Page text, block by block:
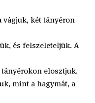
két tányéron
és felszeleteljük. A
elosztjuk.
mint a hagymát, a